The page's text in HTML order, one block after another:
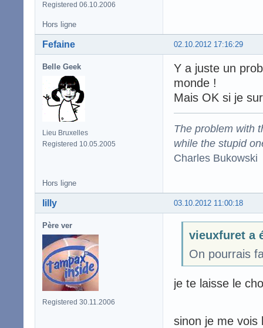
Registered 06.10.2006
Hors ligne
02.10.2012 17:16:29
Fefaine
Belle Geek
Lieu Bruxelles
Registered 10.05.2005
Y a juste un
monde !
Mais OK si je
The problem with
while the stupid
Charles Bukowski
Hors ligne
03.10.2012 11:00:18
lilly
Père ver
Registered 30.11.2006
vieuxfuret a
On pourrais
je te laisse le
sinon je me vois